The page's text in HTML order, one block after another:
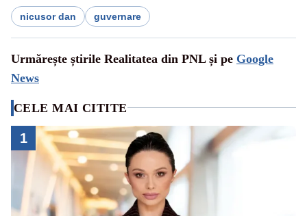
nicusor dan guvernare
Urmărește știrile Realitatea din PNL și pe Google
News
CELE MAI CITITE
1